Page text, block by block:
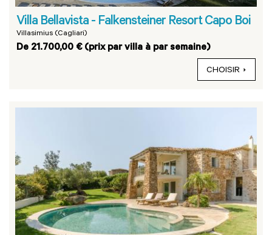
Villa Bellavista - Falkensteiner Resort Capo Boi
Villasimius (Cagliari)
De 21.700,00 € (prix par villa à par semaine)
CHOISIR